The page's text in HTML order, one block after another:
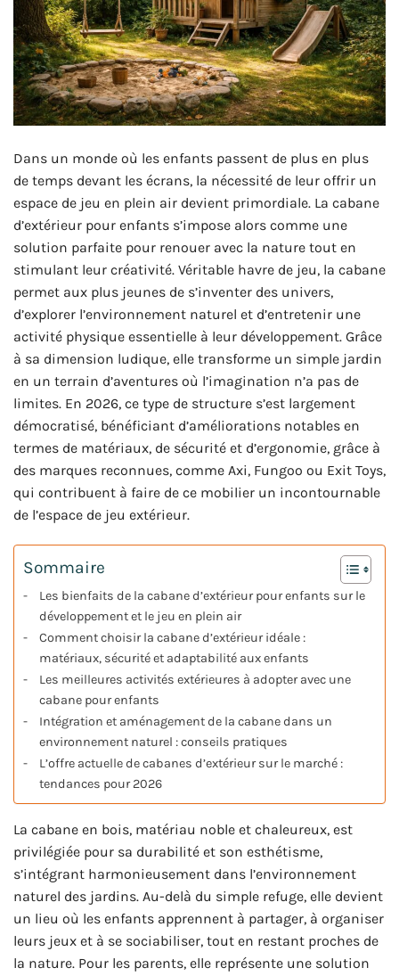
Dans un monde où les enfants passent de plus en plus
de temps devant les écrans, la nécessité de leur offrir un
espace de jeu en plein air devient primordiale. La cabane
d’extérieur pour enfants s’impose alors comme une
solution parfaite pour renouer avec la nature tout en
stimulant leur créativité. Véritable havre de jeu, la cabane
permet aux plus jeunes de s’inventer des univers,
d’explorer l’environnement naturel et d’entretenir une
activité physique essentielle à leur développement. Grâce
à sa dimension ludique, elle transforme un simple jardin
en un terrain d’aventures où l’imagination n’a pas de
limites. En 2026, ce type de structure s’est largement
démocratisé, bénéficiant d’améliorations notables en
termes de matériaux, de sécurité et d’ergonomie, grâce à
des marques reconnues, comme Axi, Fungoo ou Exit Toys,
qui contribuent à faire de ce mobilier un incontournable
de l’espace de jeu extérieur.
Sommaire
Les bienfaits de la cabane d’extérieur pour enfants sur le
développement et le jeu en plein air
Comment choisir la cabane d’extérieur idéale :
matériaux, sécurité et adaptabilité aux enfants
Les meilleures activités extérieures à adopter avec une
cabane pour enfants
Intégration et aménagement de la cabane dans un
environnement naturel : conseils pratiques
L’offre actuelle de cabanes d’extérieur sur le marché :
tendances pour 2026
La cabane en bois, matériau noble et chaleureux, est
privilégiée pour sa durabilité et son esthétisme,
s’intégrant harmonieusement dans l’environnement
naturel des jardins. Au-delà du simple refuge, elle devient
un lieu où les enfants apprennent à partager, à organiser
leurs jeux et à se sociabiliser, tout en restant proches de
la nature. Pour les parents, elle représente une solution